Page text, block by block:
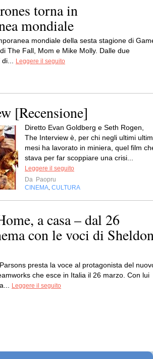
torna in
mondiale
mondiale della sesta stagione di
The Fall, Mom e Mike Molly. Dalle due
Leggere il seguito
[Recensione]
Diretto Evan Goldberg e Seth Rogen,
The Interview è, per chi negli ultimi
mesi ha lavorato in miniera, quel film
stava per far scoppiare una crisi...
Leggere il seguito
Da Paopru
CINEMA CULTURA
a casa – dal 26
con le voci di
presta la voce al protagonista del
che esce in Italia il 26 marzo. Con lui
Leggere il seguito